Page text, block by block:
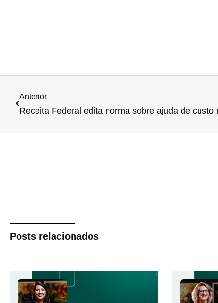
Anterior
Receita Federal edita norma sobre ajuda de custo
Posts relacionados